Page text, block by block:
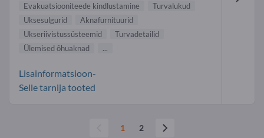
Evakuatsiooniteede kindlustamine
Turvalukud
Uksesulgurid
Aknafurnituurid
Ukseriivistussüsteemid
Turvadetailid
Ülemised õhuaknad
...
Lisainformatsioon-
Selle tarnija tooted
1 2